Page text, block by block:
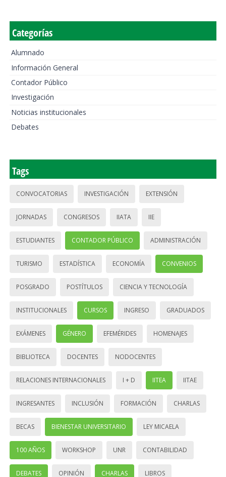
Categorías
Alumnado
Información General
Contador Público
Investigación
Noticias institucionales
Debates
Tags
CONVOCATORIAS INVESTIGACIÓN EXTENSIÓN
JORNADAS CONGRESOS IIATA IIE
ESTUDIANTES CONTADOR PÚBLICO ADMINISTRACIÓN
TURISMO ESTADÍSTICA ECONOMÍA CONVENIOS
POSGRADO POSTÍTULOS CIENCIA Y TECNOLOGÍA
INSTITUCIONALES CURSOS INGRESO GRADUADOS
EXÁMENES GÉNERO EFEMÉRIDES HOMENAJES
BIBLIOTECA DOCENTES NODOCENTES
RELACIONES INTERNACIONALES I + D IITEA IITAE
INGRESANTES INCLUSIÓN FORMACIÓN CHARLAS
BECAS BIENESTAR UNIVERSITARIO LEY MICAELA
100 AÑOS WORKSHOP UNR CONTABILIDAD
DEBATES OPINIÓN CHARLAS LIBROS